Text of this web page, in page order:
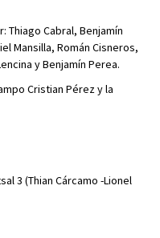
Cabral, Benjamín
Mansilla, Román Cisneros,
y Benjamín Perea.
Cristian Pérez y la
3 (Thian Cárcamo -Lionel